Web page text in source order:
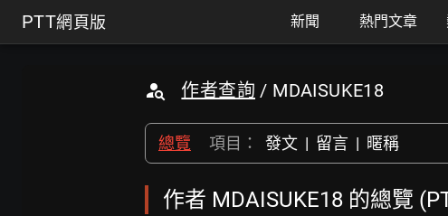
PTT網頁版 新聞 熱門文章
作者查詢 / MDAISUKE18
總覽 項目： 發文 | 留言 | 暱稱
作者 MDAISUKE18 的總覽